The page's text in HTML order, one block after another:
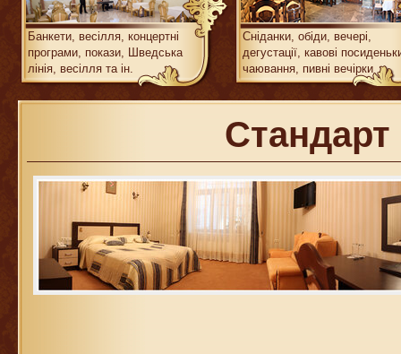
Банкети, весілля, концертні
програми, покази, Шведська
лінія, весілля та ін.
Сніданки, обіди, вечері,
дегустації, кавові
чаювання, пивні вечірки